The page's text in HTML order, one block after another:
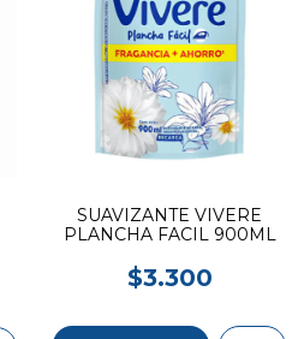
SUAVIZANTE VIVERE
PLANCHA FACIL 900ML
$3.300